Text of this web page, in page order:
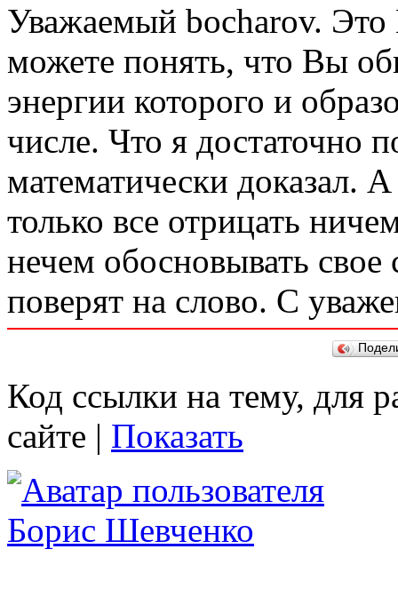
Уважаемый bocharov.
можете понять, что Вы
энергии которого и
числе. Что я достаточно
математически доказал.
только все отрицать
нечем обосновывать
поверят на слово. С
Код ссылки на тему, для
сайте | Показать
Борис Шевченко